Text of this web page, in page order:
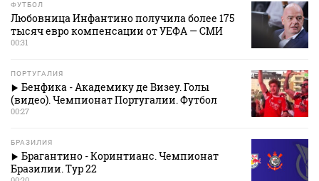
ФУТБОЛ
Любовница Инфантино получила более 175
тысяч евро компенсации от УЕФА — СМИ
00:31
ПОРТУГАЛИЯ
Бенфика - Академику де Визеу. Голы
(видео). Чемпионат Португалии. Футбол
00:27
БРАЗИЛИЯ
Брагантино - Коринтианс. Чемпионат
Бразилии. Тур 22